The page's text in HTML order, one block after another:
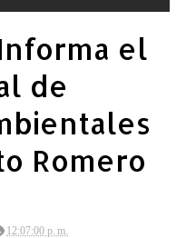
el
de
Romero
12:07:00 p. m.